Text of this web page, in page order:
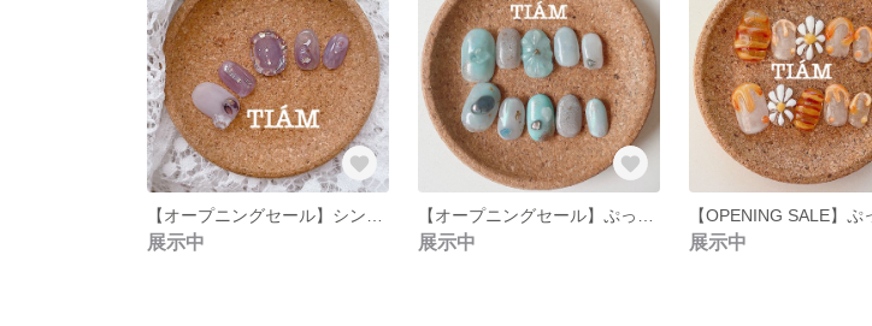
展示中 展示中 展示中